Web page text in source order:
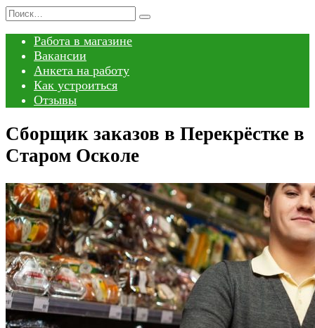
Перейти
содержанию
Search
Работа в магазине
Вакансии
Анкета на работу
Как устроиться
Отзывы
Сборщик заказов в Перекрёстке в
Старом Осколе